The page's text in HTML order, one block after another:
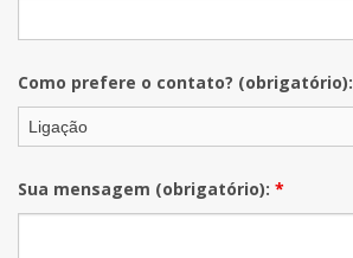
Como prefere o contato? (obrigatório):
Sua mensagem (obrigatório): *